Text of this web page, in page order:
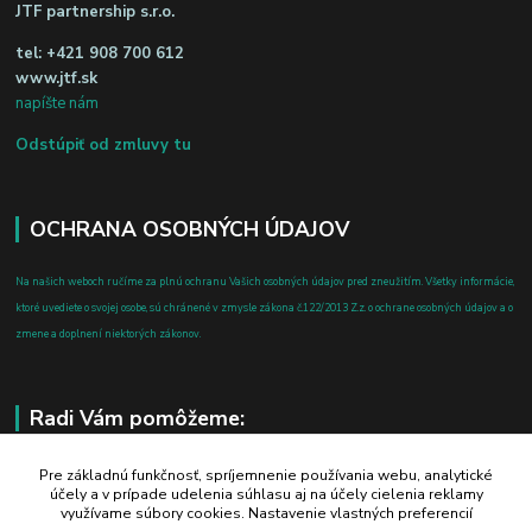
JTF partnership s.r.o.
tel: +421 908 700 612
www.jtf.sk
napíšte nám
Odstúpiť od zmluvy tu
OCHRANA OSOBNÝCH ÚDAJOV
Na našich weboch ručíme za plnú ochranu Vašich osobných údajov pred zneužitím. Všetky informácie,
ktoré uvediete o svojej osobe, sú chránené v zmysle zákona č.122/2013 Z.z. o ochrane osobných údajov a o
zmene a doplnení niektorých zákonov.
Radi Vám pomôžeme:
+421 908 700 612
po-pia: 8.00 - 16.00
Pre základnú funkčnosť, spríjemnenie používania webu, analytické
účely a v prípade udelenia súhlasu aj na účely cielenia reklamy
využívame súbory cookies. Nastavenie vlastných preferencií